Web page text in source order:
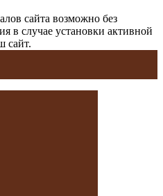
сайта возможно без
в случае установки активной
сайт.